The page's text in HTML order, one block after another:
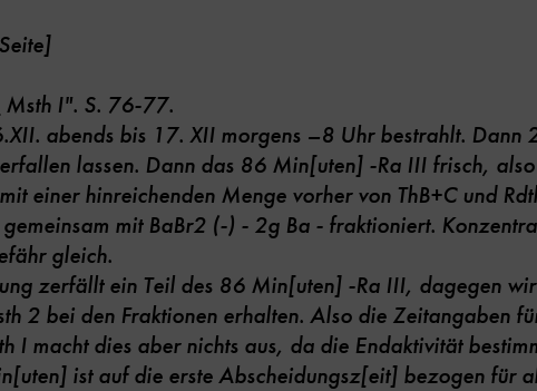
Msth I". S. 76-77.
abends bis 17. XII morgens –8 Uhr bestrahlt. Dann
lassen. Dann das 86 Min[uten] -Ra III frisch,
einer hinreichenden Menge vorher von ThB+C und
mit BaBr2 (-) - 2g Ba - fraktioniert.
gleich.
zerfällt ein Teil des 86 Min[uten] -Ra III, dagegen
2 bei den Fraktionen erhalten. Also die Zeitangaben
I macht dies aber nichts aus, da die Endaktivität
[uten] ist auf die erste Abscheidungsz[eit] bezogen für